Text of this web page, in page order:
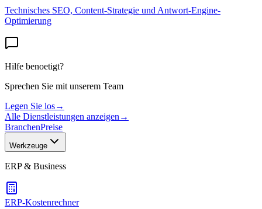
Technisches SEO, Content-Strategie und Antwort-Engine-
Optimierung
Hilfe benoetigt?
Sprechen Sie mit unserem Team
Legen Sie los→
Alle Dienstleistungen anzeigen →
BranchenPreise
Werkzeuge
ERP & Business
ERP-Kostenrechner